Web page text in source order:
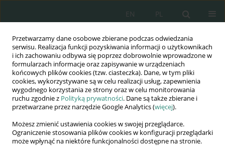
Przetwarzamy dane osobowe zbierane podczas odwiedzania
serwisu. Realizacja funkcji pozyskiwania informacji o użytkownikach
i ich zachowaniu odbywa się poprzez dobrowolnie wprowadzone w
formularzach informacje oraz zapisywanie w urządzeniach
końcowych plików cookies (tzw. ciasteczka). Dane, w tym pliki
cookies, wykorzystywane są w celu realizacji usług, zapewnienia
wygodnego korzystania ze strony oraz w celu monitorowania
ruchu zgodnie z Polityką prywatności. Dane są także zbierane i
przetwarzane przez narzędzie Google Analytics (więcej).
Możesz zmienić ustawienia cookies w swojej przeglądarce.
Ograniczenie stosowania plików cookies w konfiguracji przeglądarki
może wpłynąć na niektóre funkcjonalności dostępne na stronie.
PL
EN
Wydawnictwo
AWSGE
Akademia Nauk Stosowanych
WSGE
im. Alcide De Gasperi